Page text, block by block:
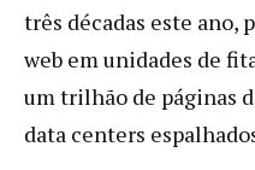
três décadas este ano,
web em unidades de
um trilhão de páginas
data centers